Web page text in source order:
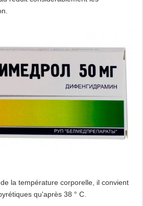
la température corporelle, il convient
qu'après 38 ° C.